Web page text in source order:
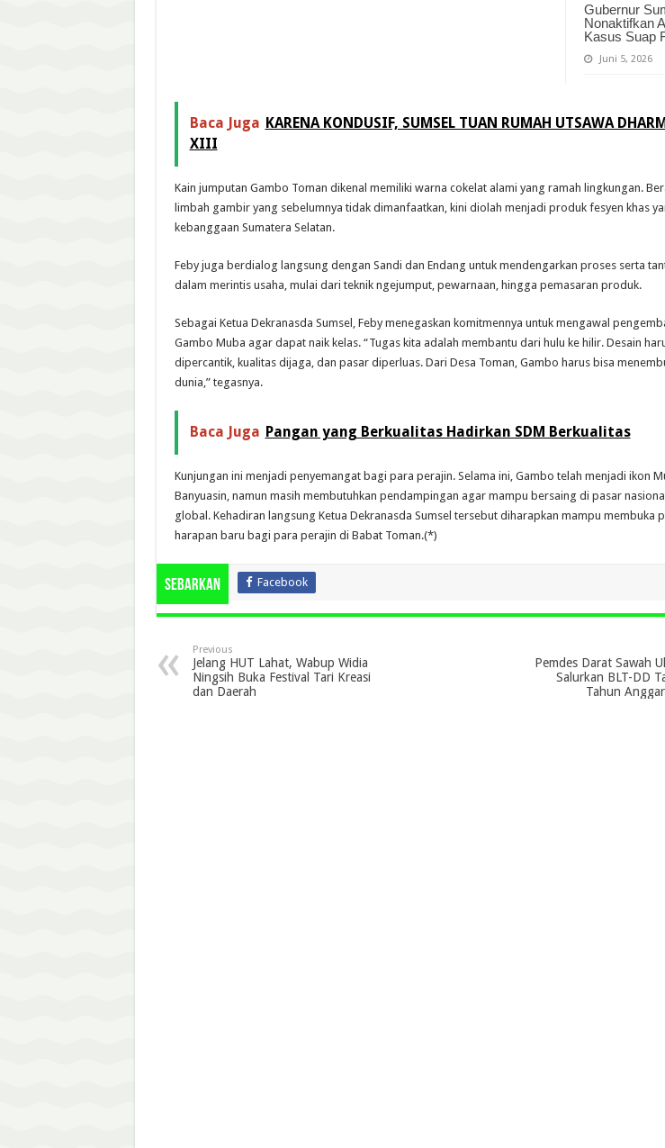
Gubernur
Nonaktifkan
Kasus Suap
Juni 5, 2026
Baca Juga KARENA KONDUSIF, SUMSEL TUAN RUMAH UTSAWA
XIII
Kain jumputan Gambo Toman dikenal memiliki warna cokelat alami yang ramah lingkungan.
limbah gambir yang sebelumnya tidak dimanfaatkan, kini diolah menjadi produk fesyen khas
kebanggaan Sumatera Selatan.
Feby juga berdialog langsung dengan Sandi dan Endang untuk mendengarkan proses serta
dalam merintis usaha, mulai dari teknik ngejumput, pewarnaan, hingga pemasaran produk.
Sebagai Ketua Dekranasda Sumsel, Feby menegaskan komitmennya untuk mengawal
Gambo Muba agar dapat naik kelas. “Tugas kita adalah membantu dari hulu ke hilir. Desain
dipercantik, kualitas dijaga, dan pasar diperluas. Dari Desa Toman, Gambo harus bisa
dunia,” tegasnya.
Baca Juga Pangan yang Berkualitas Hadirkan SDM Berkualitas
Kunjungan ini menjadi penyemangat bagi para perajin. Selama ini, Gambo telah menjadi ikon
Banyuasin, namun masih membutuhkan pendampingan agar mampu bersaing di pasar
global. Kehadiran langsung Ketua Dekranasda Sumsel tersebut diharapkan mampu membuka
harapan baru bagi para perajin di Babat Toman.(*)
Sebarkan Facebook
Previous
Jelang HUT Lahat, Wabup Widia
Ningsih Buka Festival Tari Kreasi
dan Daerah
Pemdes Darat Sawah
Salurkan BLT-DD
Tahun